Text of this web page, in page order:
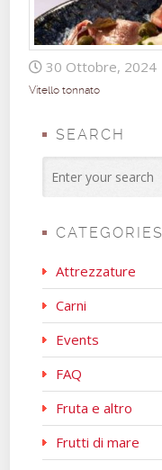
30 Ottobre, 2024
Vitello tonnato
SEARCH
CATEGORIES
Attrezzature
Carni
Events
FAQ
Fruta e altro
Frutti di mare